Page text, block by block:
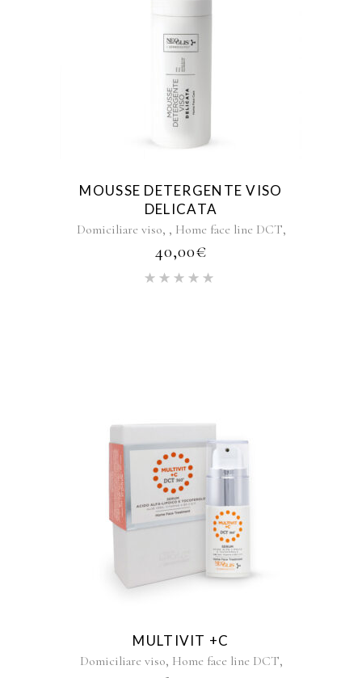
MOUSSE DETERGENTE VISO
DELICATA
Domiciliare viso, , Home face line DCT,
40,00€
MULTIVIT +C
Domiciliare viso, Home face line DCT,